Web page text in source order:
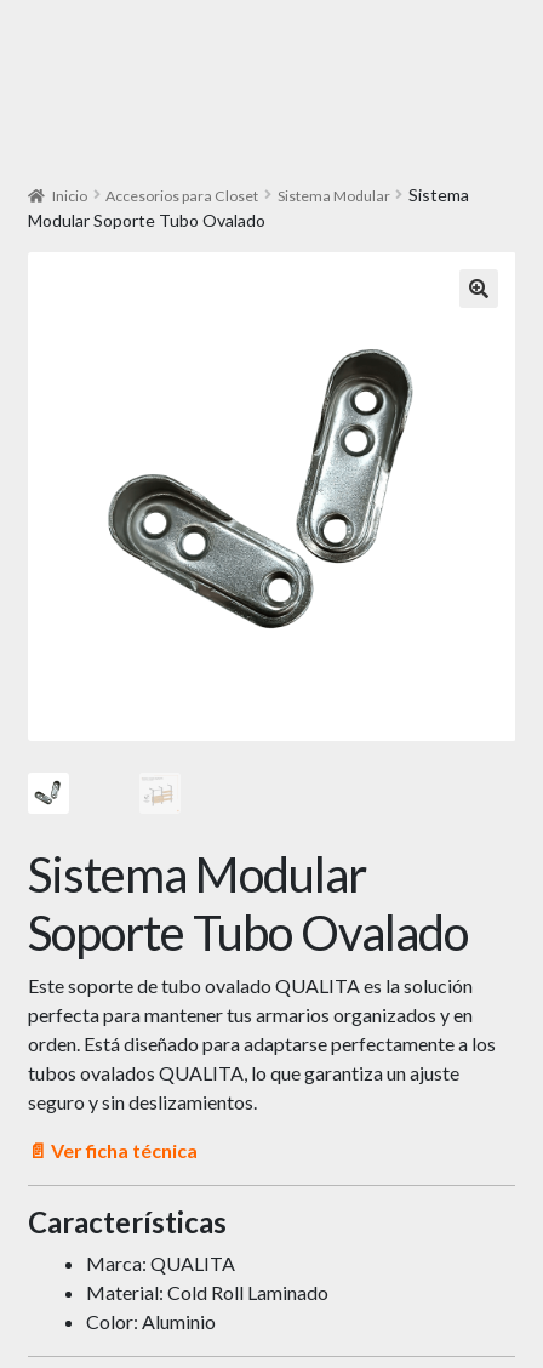
Inicio Accesorios para Closet Sistema Modular
Sistema
Modular Soporte Tubo Ovalado
Sistema Modular
Soporte Tubo Ovalado
Este soporte de tubo ovalado QUALITA es la solución
perfecta para mantener tus armarios organizados y en
orden. Está diseñado para adaptarse perfectamente a los
tubos ovalados QUALITA, lo que garantiza un ajuste
seguro y sin deslizamientos.
📄 Ver ficha técnica
Características
Marca: QUALITA
Material: Cold Roll Laminado
Color: Aluminio